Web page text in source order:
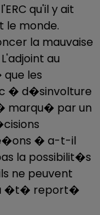
qu'il y ait
le monde.
la mauvaise
au
les
� d�sinvolture
marqu� par un
� a-t-il
la possibilit�s
ne peuvent
a �t� report�